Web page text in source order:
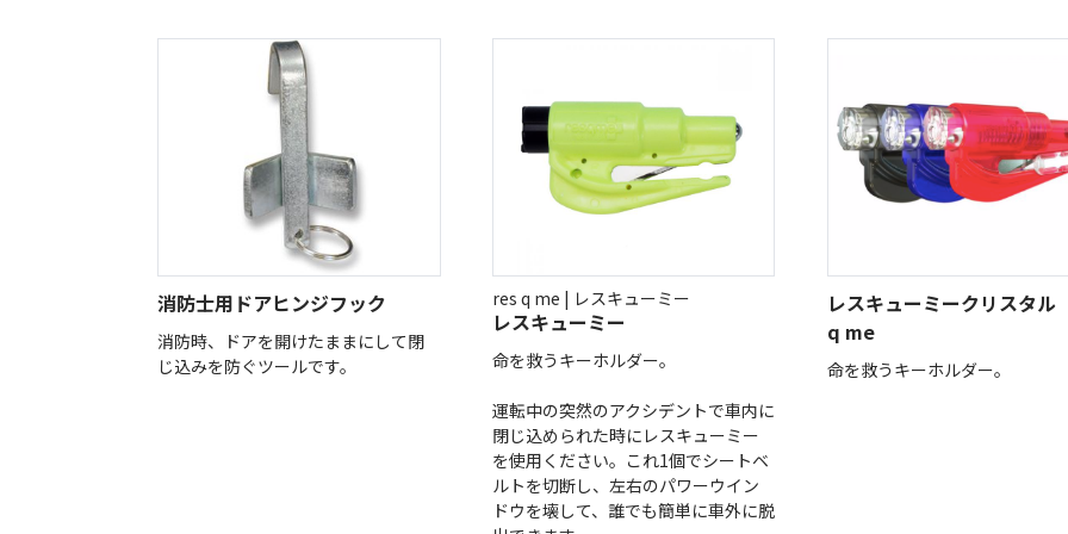
消防士用ドアヒンジフック
消防時、ドアを開けたままにして閉
じ込みを防ぐツールです。
res q me | レスキューミー
レスキューミー
命を救うキーホルダー。
運転中の突然のアクシデントで車内に
閉じ込められた時にレスキューミー
を使用ください。これ1個でシートベ
ルトを切断し、左右のパワーウイン
ドウを壊して、誰でも簡単に車外に脱
レスキューミークリスタ
q me
命を救うキーホルダー。